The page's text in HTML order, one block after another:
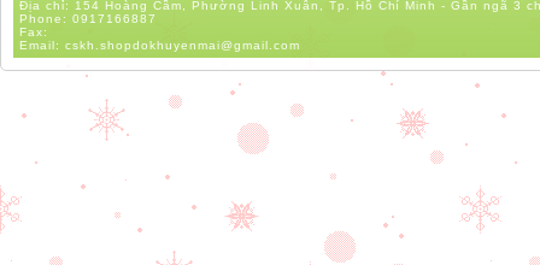
Địa chỉ: 154 Hoàng Cầm, Phường Linh Xuân, Tp. Hồ Chí Minh - Gần ngã 3
Phone: 0917166887
Fax:
Email: cskh.shopdokhuyenmai@gmail.com